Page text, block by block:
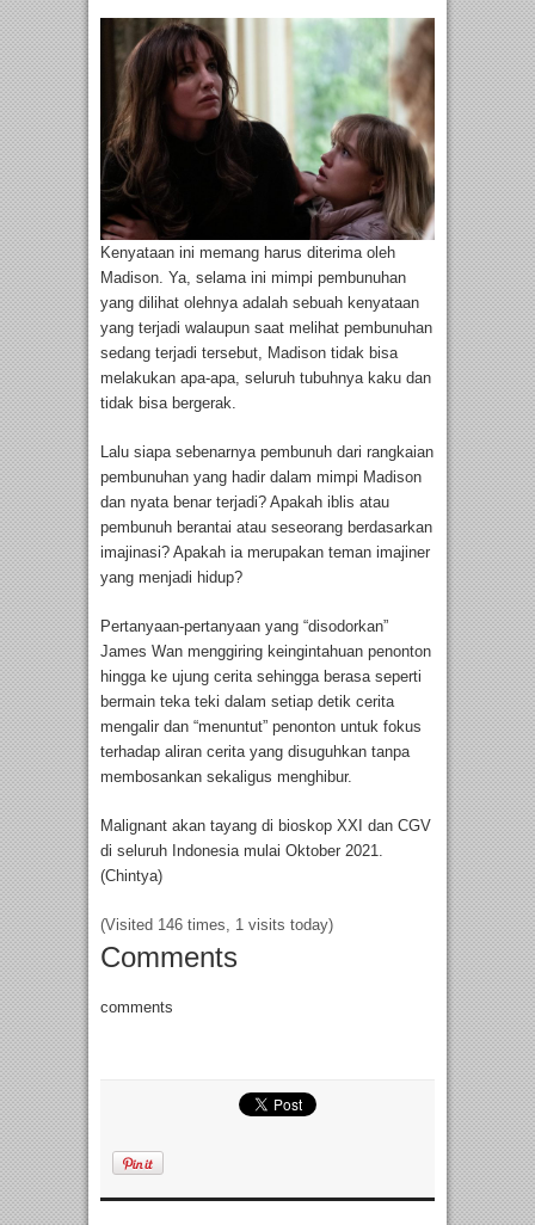
Kenyataan ini memang harus diterima oleh
Madison. Ya, selama ini mimpi pembunuhan
yang dilihat olehnya adalah sebuah kenyataan
yang terjadi walaupun saat melihat pembunuhan
sedang terjadi tersebut, Madison tidak bisa
melakukan apa-apa, seluruh tubuhnya kaku dan
tidak bisa bergerak.
Lalu siapa sebenarnya pembunuh dari rangkaian
pembunuhan yang hadir dalam mimpi Madison
dan nyata benar terjadi? Apakah iblis atau
pembunuh berantai atau seseorang berdasarkan
imajinasi? Apakah ia merupakan teman imajiner
yang menjadi hidup?
Pertanyaan-pertanyaan yang “disodorkan”
James Wan menggiring keingintahuan penonton
hingga ke ujung cerita sehingga berasa seperti
bermain teka teki dalam setiap detik cerita
mengalir dan “menuntut” penonton untuk fokus
terhadap aliran cerita yang disuguhkan tanpa
membosankan sekaligus menghibur.
Malignant akan tayang di bioskop XXI dan CGV
di seluruh Indonesia mulai Oktober 2021.
(Chintya)
(Visited 146 times, 1 visits today)
Comments
comments